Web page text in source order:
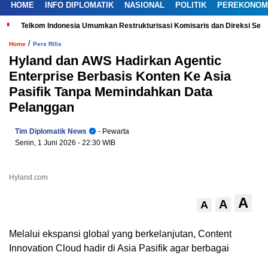
HOME INFO DIPLOMATIK NASIONAL POLITIK
Telkom Indonesia Umumkan Restrukturisasi Komisaris dan Direksi
Home / Pers Rilis
Hyland dan AWS Hadirkan Agentic
Enterprise Berbasis Konten Ke Asia
Pasifik Tanpa Memindahkan Data
Pelanggan
Tim Diplomatik News
- Pewarta
Senin, 1 Juni 2026 - 22:30 WIB
Hyland.com
A A A
Melalui ekspansi global yang berkelanjutan, Content
Innovation Cloud hadir di Asia Pasifik agar berbagai